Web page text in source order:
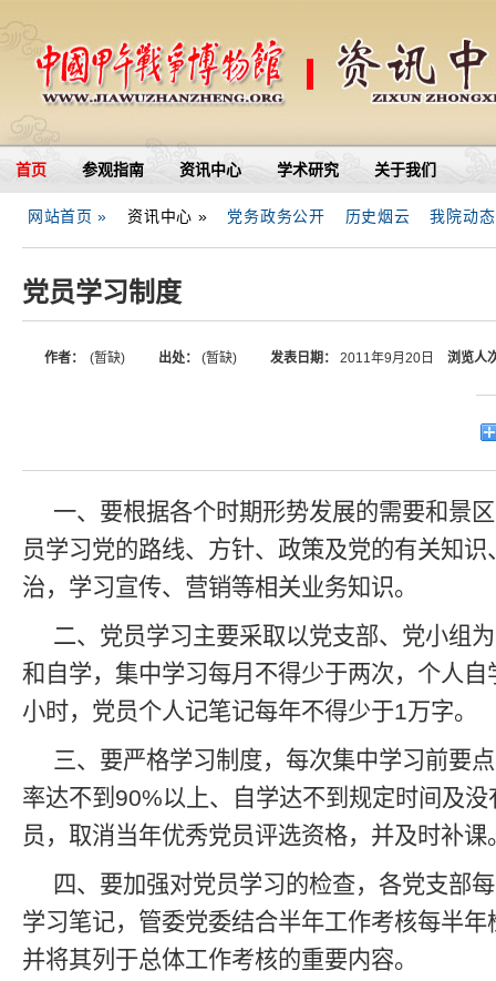
首页 参观指南 资讯中心 学术研究 关于我们
网站首页 » 资讯中心 » 党务政务公开 历史烟云 我院动态
党员学习制度
作者： (暂缺) 出处： (暂缺) 发表日期： 2011年9月20日 浏览人
一、要根据各个时期形势发展的需要和景
员学习党的路线、方针、政策及党的有关知
治，学习宣传、营销等相关业务知识。
二、党员学习主要采取以党支部、党小组
和自学，集中学习每月不得少于两次，个人
小时，党员个人记笔记每年不得少于1万字。
三、要严格学习制度，每次集中学习前要
率达不到90%以上、自学达不到规定时间及
员，取消当年优秀党员评选资格，并及时补课
四、要加强对党员学习的检查，各党支部
学习笔记，管委党委结合半年工作考核每半
并将其列于总体工作考核的重要内容。